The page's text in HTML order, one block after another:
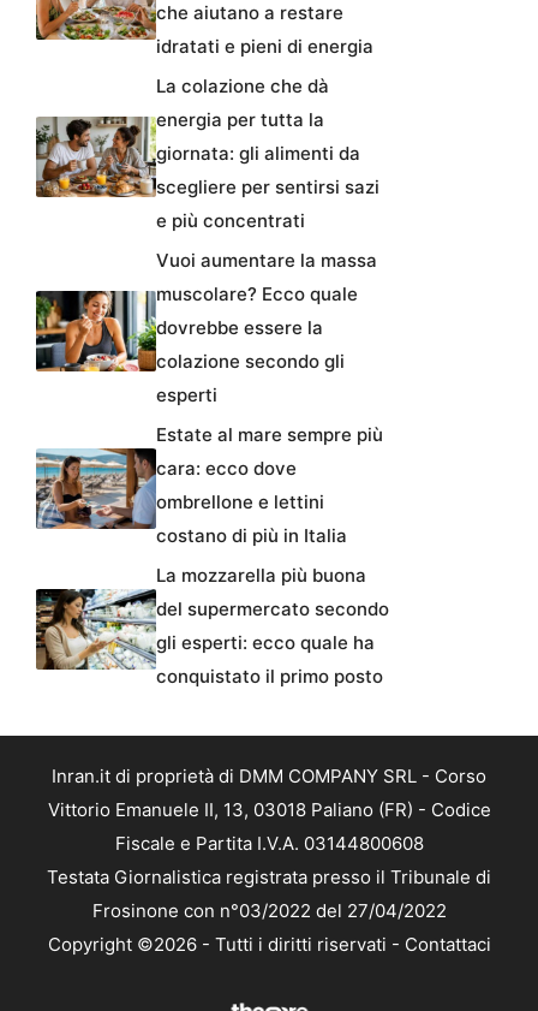
che aiutano a restare
idratati e pieni di energia
La colazione che dà
energia per tutta la
giornata: gli alimenti da
scegliere per sentirsi sazi
e più concentrati
Vuoi aumentare la massa
muscolare? Ecco quale
dovrebbe essere la
colazione secondo gli
esperti
Estate al mare sempre più
cara: ecco dove
ombrellone e lettini
costano di più in Italia
La mozzarella più buona
del supermercato secondo
gli esperti: ecco quale ha
conquistato il primo posto
Inran.it di proprietà di DMM COMPANY SRL - Corso
Vittorio Emanuele II, 13, 03018 Paliano (FR) - Codice
Fiscale e Partita I.V.A. 03144800608
Testata Giornalistica registrata presso il Tribunale di
Frosinone con n°03/2022 del 27/04/2022
Copyright ©2026 - Tutti i diritti riservati - Contattaci